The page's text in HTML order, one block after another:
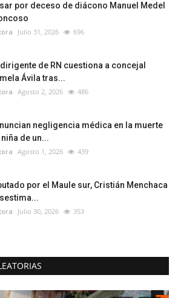
por deceso de diácono Manuel Medel
Julio 31, 2026 696
dirigente de RN cuestiona a concejal
Ávila tras...
Agosto 2, 2026 486
negligencia médica en la muerte
de un...
Agosto 1, 2026 439
por el Maule sur, Cristián Menchaca
Julio 30, 2026 353